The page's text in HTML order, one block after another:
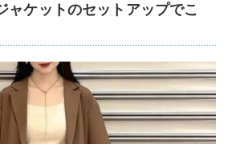
ャケットのセットアップでこ